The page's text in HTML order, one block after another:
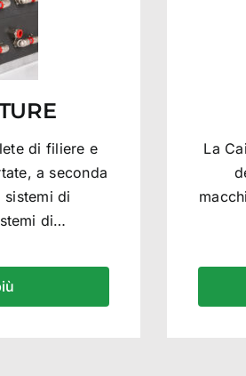
di filiere e
a seconda
sistemi di
di…
La